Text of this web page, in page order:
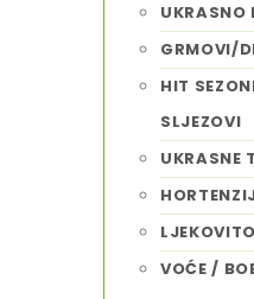
UKRASNO
GRMOVI/
HIT
SLJEZOVI
UKRASNE
VOĆE /